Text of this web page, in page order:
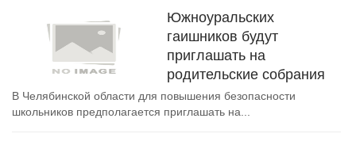
Южноуральских
гаишников будут
приглашать на
родительские собрания
В Челябинской области для повышения безопасности
школьников предполагается приглашать на...